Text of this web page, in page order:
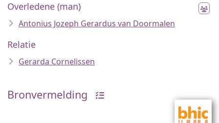
Overledene (man)
Antonius Jozeph Gerardus van Doormalen
Relatie
Gerarda Cornelissen
Bronvermelding